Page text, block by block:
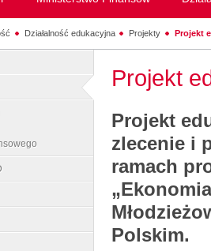
Działalność edukacyjna Projekty Projekt
Projekt
Projekt
zlecenie i
ramach
Polskim.